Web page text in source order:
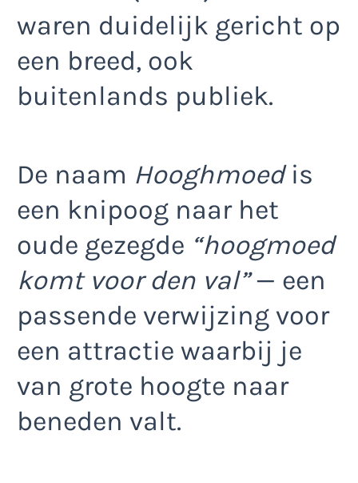
waren duidelijk gericht op
een breed, ook
buitenlands publiek.
De naam Hooghmoedis
een knipoog naar het
oude gezegde “hoogmoed
komt voor den val”— een
passende verwijzing voor
een attractie waarbij je
van grote hoogte naar
beneden valt.